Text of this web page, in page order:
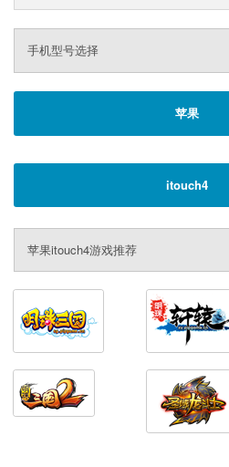
手机型号选择
苹果
itouch4
苹果itouch4游戏推荐